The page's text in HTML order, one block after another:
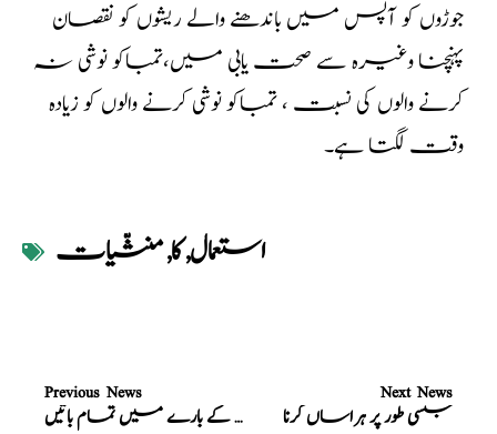
جوڑوں کو آپس میں باندھنے والے ریشوں کو نقصان
پہنچنا وغیرہ سے صحت یابی میں،تمباکو نوشی نہ
کرنے والوں کی نسبت ، تمباکو نوشی کرنے والوں کو زیادہ
وقت لگتا ہے۔
استعمال,کا,منشّیات
Previous News
ماہواری ماہانہ ایام کے بارے میں تمام باتیں
Next News
جنسی طور پر ہراساں کرنا